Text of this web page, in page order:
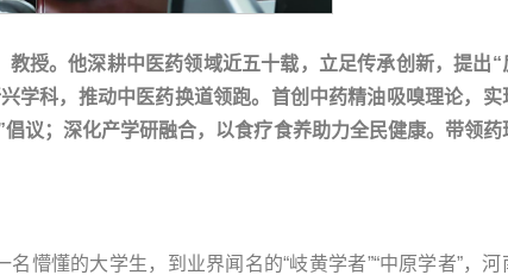
授。他深耕中医药领域近五十载，立足传承创新，提出“
学科，推动中医药换道领跑。首创中药精油吸嗅理论，实
议；深化产学研融合，以食疗食养助力全民健康。带领药
懵懂的大学生，到业界闻名的“岐黄学者”“中原学者”，河